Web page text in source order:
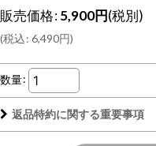
販売価格:5,900円(税別)
(税込: 6,490円)
数量:
返品特約に関する重要事項